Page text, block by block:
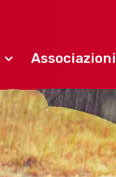
Associazioni